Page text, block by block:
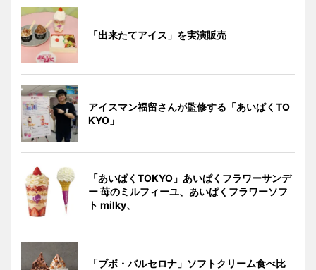
「出来たてアイス」を実演販売
アイスマン福留さんが監修する「あいぱくTO
KYO」
「あいぱくTOKYO」あいぱくフラワーサンデ
ー 苺のミルフィーユ、あいぱくフラワーソフ
ト milky、
「ブボ・バルセロナ」ソフトクリーム食べ比